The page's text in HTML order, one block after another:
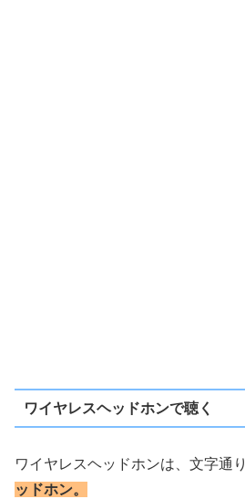
ワイヤレスヘッドホンで聴く
ワイヤレスヘッドホンは、文字通り
ッドホン。